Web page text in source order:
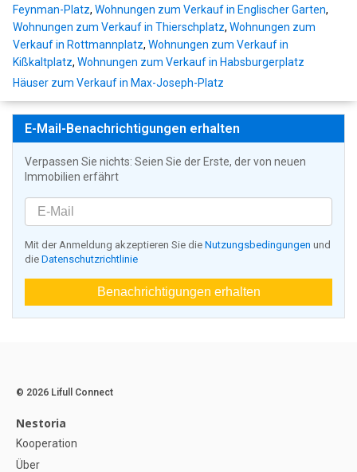
Feynman-Platz, Wohnungen zum Verkauf in Englischer Garten,
Wohnungen zum Verkauf in Thierschplatz, Wohnungen zum
Verkauf in Rottmannplatz, Wohnungen zum Verkauf in
Kißkaltplatz, Wohnungen zum Verkauf in Habsburgerplatz
Häuser zum Verkauf in Max-Joseph-Platz
E-Mail-Benachrichtigungen erhalten
Verpassen Sie nichts: Seien Sie der Erste, der von neuen
Immobilien erfährt
Mit der Anmeldung akzeptieren Sie die Nutzungsbedingungen und
die Datenschutzrichtlinie
Benachrichtigungen erhalten
© 2026 Lifull Connect
Nestoria
Kooperation
Über